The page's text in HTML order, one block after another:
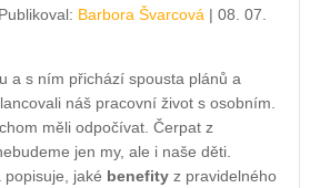
Barbora Švarcová | 08. 07.
a s ním přichází spousta plánů a
náš pracovní život s osobním.
měli odpočívat. Čerpat z
jen my, ale i naše děti.
jaké benefityz pravidelného